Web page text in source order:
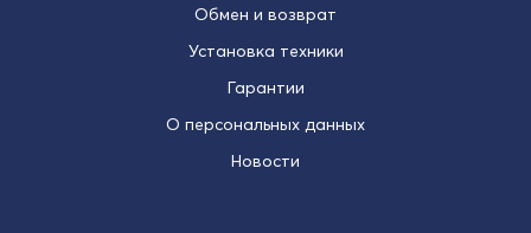
Обмен и возврат
Установка техники
Гарантии
О персональных данных
Новости